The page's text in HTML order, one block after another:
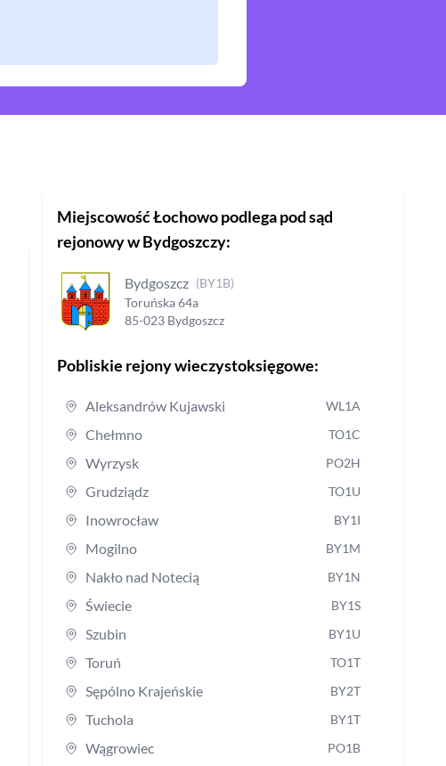
MiejscowośćŁochowopodlega pod sąd
rejonowyw Bydgoszczy:
Bydgoszcz (BY1B)
Toruńska64a
85-023 Bydgoszcz
Pobliskie rejony wieczystoksięgowe:
Aleksandrów Kujawski WL1A
Chełmno TO1C
Wyrzysk PO2H
Grudziądz TO1U
Inowrocław BY1I
Mogilno BY1M
Nakło nad Notecią BY1N
Świecie BY1S
Szubin BY1U
Toruń TO1T
Sępólno Krajeńskie BY2T
Tuchola BY1T
Wągrowiec PO1B